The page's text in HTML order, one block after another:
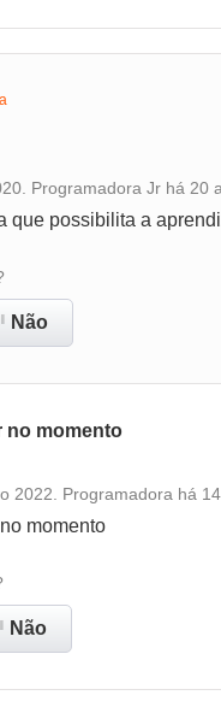
empresa
Programadora Jr há 20
que possibilita a
Não
no momento
empresa
2022. Programadora há
momento
Não